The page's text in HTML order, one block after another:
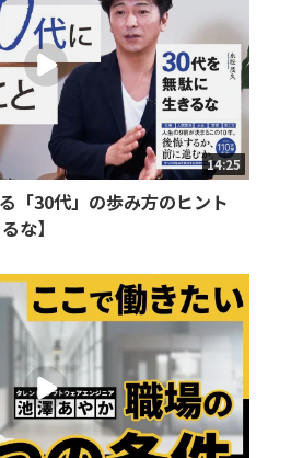
14:25
「30代」の歩み方のヒント
な】